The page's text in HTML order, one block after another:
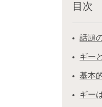
目次
話題
ギー
基本
ギー